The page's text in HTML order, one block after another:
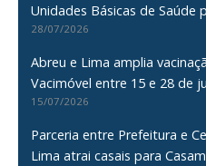
Unidades Básicas de Saúde
28/07/2026
Abreu e Lima amplia
Vacimóvel entre 15 e 28 de
15/07/2026
Parceria entre Prefeitura e
Lima atrai casais para